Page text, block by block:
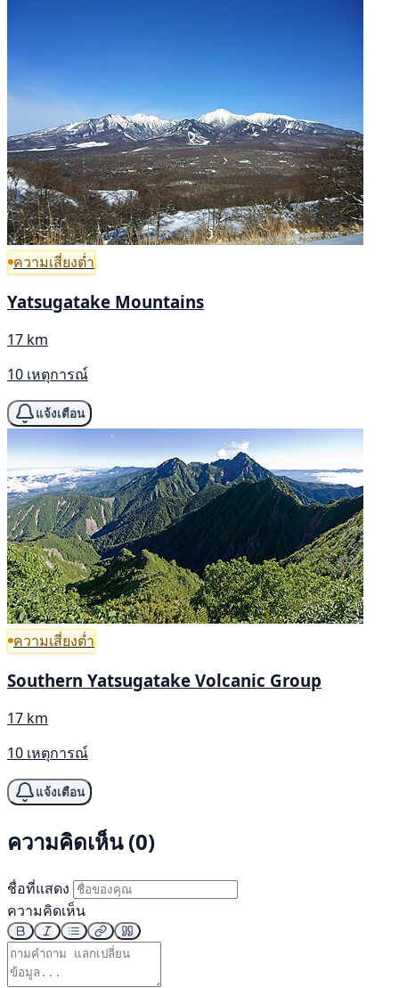
ความเสี่ยงต่ำ
Yatsugatake Mountains
17 km
10 เหตุการณ์
แจ้งเตือน
ความเสี่ยงต่ำ
Southern Yatsugatake Volcanic Group
17 km
10 เหตุการณ์
แจ้งเตือน
ความคิดเห็น (0)
ชื่อที่แสดง
ความคิดเห็น